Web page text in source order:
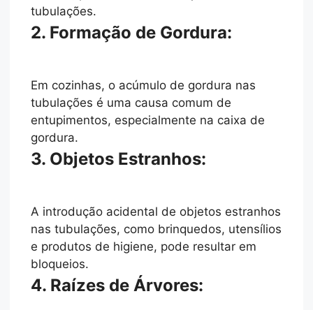
tubulações.
2. Formação de Gordura:
Em cozinhas, o acúmulo de gordura nas
tubulações é uma causa comum de
entupimentos, especialmente na caixa de
gordura.
3. Objetos Estranhos:
A introdução acidental de objetos estranhos
nas tubulações, como brinquedos, utensílios
e produtos de higiene, pode resultar em
bloqueios.
4. Raízes de Árvores: